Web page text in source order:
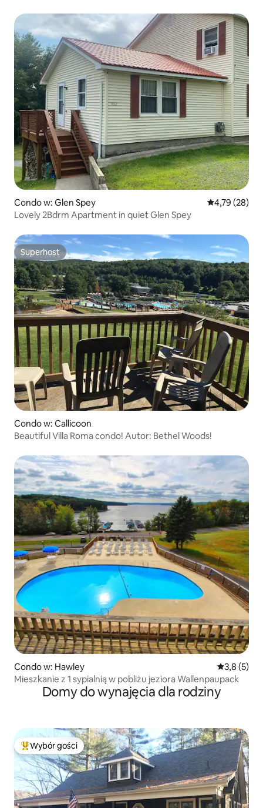
Condo w: Glen Spey Średnia
4,79 (28)
Lovely 2Bdrm Apartment in quiet Glen Spey
Superhost
Superhost
Condo w: Callicoon
Beautiful Villa Roma condo! Autor: Bethel Woods!
Condo w: Hawley Średnia
3,8 (5)
Mieszkanie z 1 sypialnią w pobliżu jeziora Wallenpaupack
Domy do wynajęcia dla rodziny
Najpopularniejsze z kategorii Wybór gości
Wybór gości